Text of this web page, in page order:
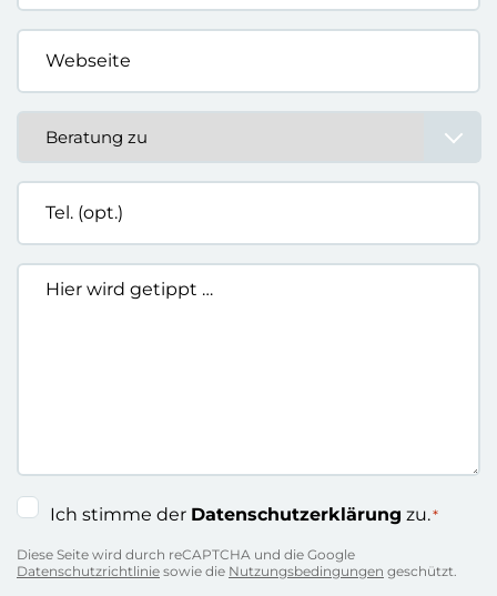
*
Webseite
Tel.
(opt.)
Hier
wird
Einwilligung
Ich stimme der Datenschutzerklärung zu.*
Diese Seite wird durch reCAPTCHA und die Google
Datenschutzrichtlinie sowie die Nutzungsbedingungen geschützt.